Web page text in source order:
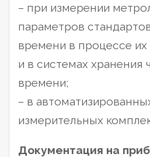
– при измерении
параметров
времени в процессе их
и в системах хранения
времени;
– в
измерительных
Документация на